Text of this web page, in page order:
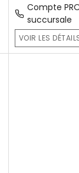
Compte
succursale
VOIR LES